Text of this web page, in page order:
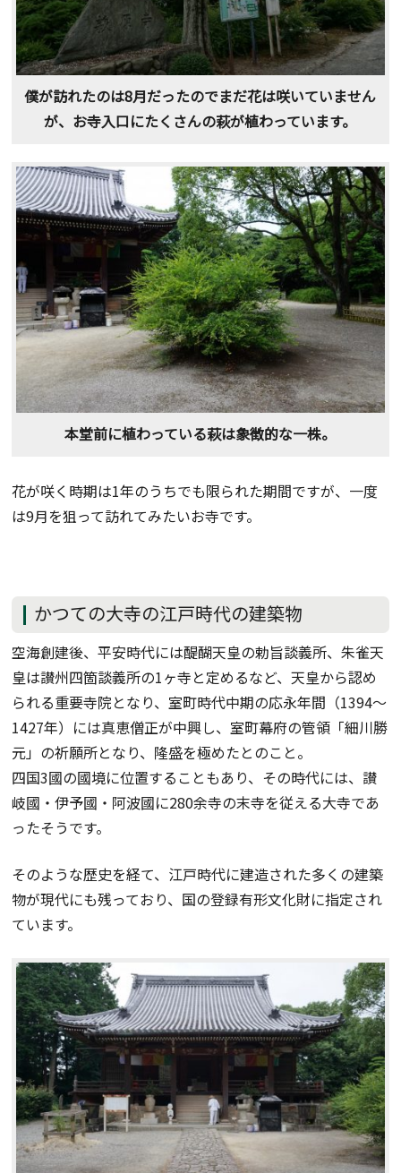
僕が訪れたのは8月だったのでまだ花は咲いていません
が、お寺入口にたくさんの萩が植わっています。
本堂前に植わっている萩は象徴的な一株。
花が咲く時期は1年のうちでも限られた期間ですが、一度
は9月を狙って訪れてみたいお寺です。
かつての大寺の江戸時代の建築物
空海創建後、平安時代には醍醐天皇の勅旨談義所、朱雀天
皇は讃州四箇談義所の1ヶ寺と定めるなど、天皇から認め
られる重要寺院となり、室町時代中期の応永年間（1394～
1427年）には真恵僧正が中興し、室町幕府の管領「細川勝
元」の祈願所となり、隆盛を極めたとのこと。
四国3國の國境に位置することもあり、その時代には、讃
岐國・伊予國・阿波國に280余寺の末寺を従える大寺であ
ったそうです。
そのような歴史を経て、江戸時代に建造された多くの建築
物が現代にも残っており、国の登録有形文化財に指定され
ています。